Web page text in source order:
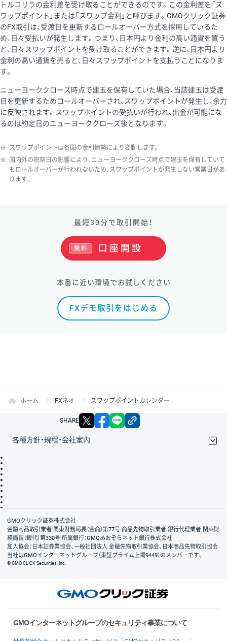
トルコリラの金利差を受け取ることができるのです。この金利差を「ス
ワップポイント」または「スワップ金利」と呼びます。GMOクリック証券
のFX取引は、受渡日を更新するロールオーバー方式を採用しているた
め、日々受払いが発生します。つまり、日本円より金利の高い通貨を買う
と、日々スワップポイントを受け取ることができます。逆に、日本円より
金利の高い通貨を売ると、日々スワップポイントを支払うことになりま
す。
ニューヨーククローズ時点で建玉を保有していた場合、当該建玉は受渡
日を更新するためロールオーバーされ、スワップポイントが発生し、余力
に反映されます。スワップポイントの受払いが行われ、出金が可能にな
るのは約定日のニューヨーククローズ後となります。
※ スワップポイントは各国の金利情勢により変動します。
※
国内外の祝祭日の影響により、ニューヨーククローズ時点で建玉を保有していて
もロールオーバーが行われないため、スワップポイントが発生しない営業日があ
ります。
最短30分で取引開始！
口座開設
無料
本番に近い環境でお試しください
FXデモ取引をはじめる
ホーム FXネオ スワップポイントカレンダー
SHARE X facebook
各種方針・規程・会社案内
会社案内
GMOクリック証券株式会社
金融商品取引業者 関東財務局長（金商）第77号 商品先物取引業者 銀行代理業者 関東財
務局長（銀代）第330号 所属銀行：GMOあおぞらネット銀行株式会社
加入協会：日本証券業協会、一般社団法人 金融先物取引業協会、日本商品先物取引協会
当社はGMOインターネットグループ（東証プライム上場9449）のメンバーです。
© GMO CLICK Securities, Inc.
GMOインターネットグループのセキュリティ事業について